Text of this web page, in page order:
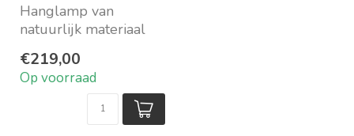
Hanglamp van
natuurlijk materiaal
vorm
Diameter 57 cm
€219,00
Op voorraad